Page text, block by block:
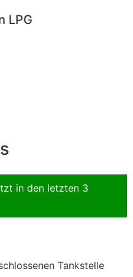
LPG
in den letzten 3
Tankstelle